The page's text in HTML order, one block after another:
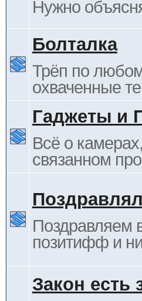
Нужно
Болталка
Трёп по
охваченные
Гаджеты и
Всё о
связанном
Поздравляем
позитифф и
Закон есть